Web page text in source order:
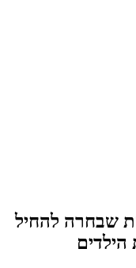
שבחרה להחיל
הילדים